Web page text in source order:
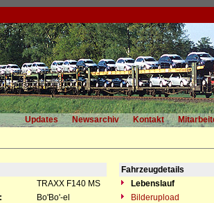
Updates Newsarchiv Kontakt
Fahrzeugdetails
TRAXX F140 MS
Lebenslauf
Bo'Bo'-el
Bilderupload